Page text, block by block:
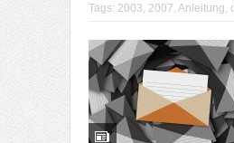
Tags: 2003 2007 Anleitung